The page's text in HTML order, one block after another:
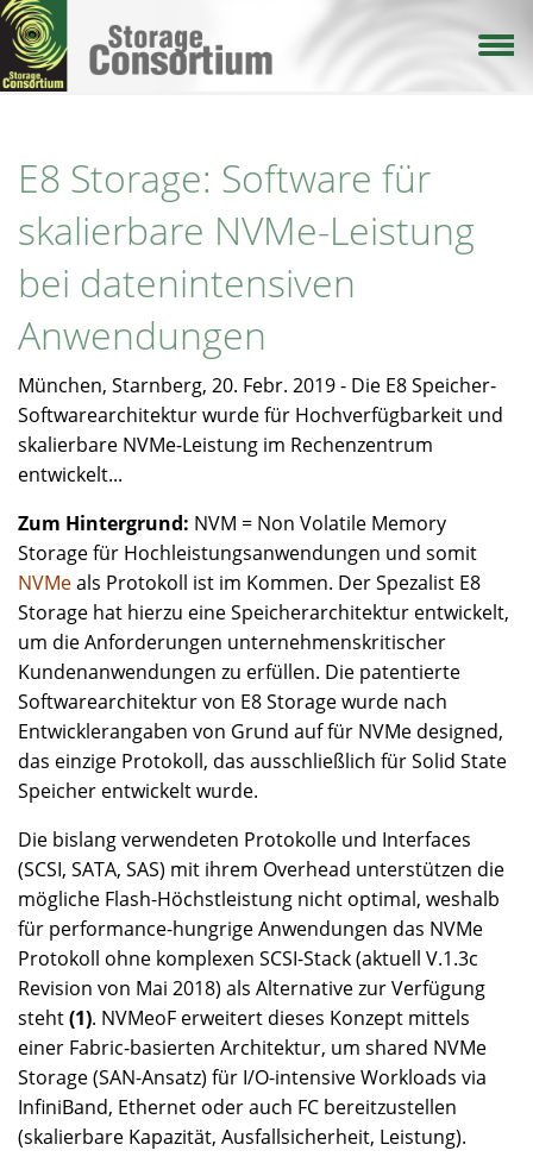
Direkt
zum
Inhalt
E8 Storage: Software für
skalierbare NVMe-Leistung
bei datenintensiven
Anwendungen
München, Starnberg, 20. Febr. 2019 - Die E8 Speicher-
Softwarearchitektur wurde für Hochverfügbarkeit und
skalierbare NVMe-Leistung im Rechenzentrum
entwickelt...
Zum Hintergrund: NVM = Non Volatile Memory
Storage für Hochleistungsanwendungen und somit
NVMeals Protokoll ist im Kommen. Der Spezalist E8
Storage hat hierzu eine Speicherarchitektur entwickelt,
um die Anforderungen unternehmenskritischer
Kundenanwendungen zu erfüllen. Die patentierte
Softwarearchitektur von E8 Storage wurde nach
Entwicklerangaben von Grund auf für NVMe designed,
das einzige Protokoll, das ausschließlich für Solid State
Speicher entwickelt wurde.
Die bislang verwendeten Protokolle und Interfaces
(SCSI, SATA, SAS) mit ihrem Overhead unterstützen die
mögliche Flash-Höchstleistung nicht optimal, weshalb
für performance-hungrige Anwendungen das NVMe
Protokoll ohne komplexen SCSI-Stack (aktuell V.1.3c
Revision von Mai 2018) als Alternative zur Verfügung
steht(1). NVMeoF erweitert dieses Konzept mittels
einer Fabric-basierten Architektur, um shared NVMe
Storage (SAN-Ansatz) für I/O-intensive Workloads via
InfiniBand, Ethernet oder auch FC bereitzustellen
(skalierbare Kapazität, Ausfallsicherheit, Leistung).